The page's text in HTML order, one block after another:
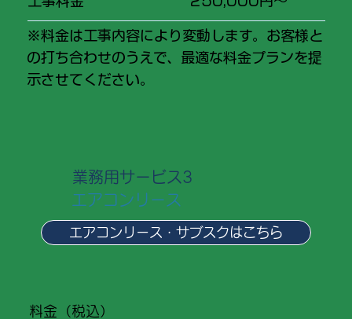
※料金は工事内容により変動します。お客様と
の打ち合わせのうえで、最適な料金プランを提
示させてください。
​料金（税込）
​業務用サービス3
エアコン​リース
エアコンリース・サブスクはこちら